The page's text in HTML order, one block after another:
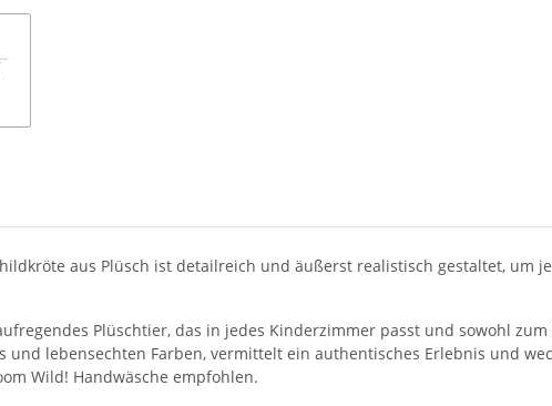
aus Plüsch ist detailreich und äußerst realistisch gestaltet, um
Plüschtier, das in jedes Kinderzimmer passt und sowohl
lebensechten Farben, vermittelt ein authentisches Erlebnis und
Wild! Handwäsche empfohlen.